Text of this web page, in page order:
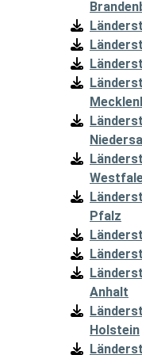
Pfalz
Anhalt
Holstein